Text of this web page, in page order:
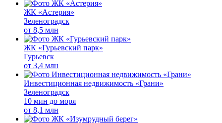
ЖК «Астерия»
Зеленоградск
от 8,5 млн
ЖК «Гурьевский парк»
Гурьевск
от 3,4 млн
Инвестиционная недвижимость «Грани»
Зеленоградск
10 мин до моря
от 8,1 млн